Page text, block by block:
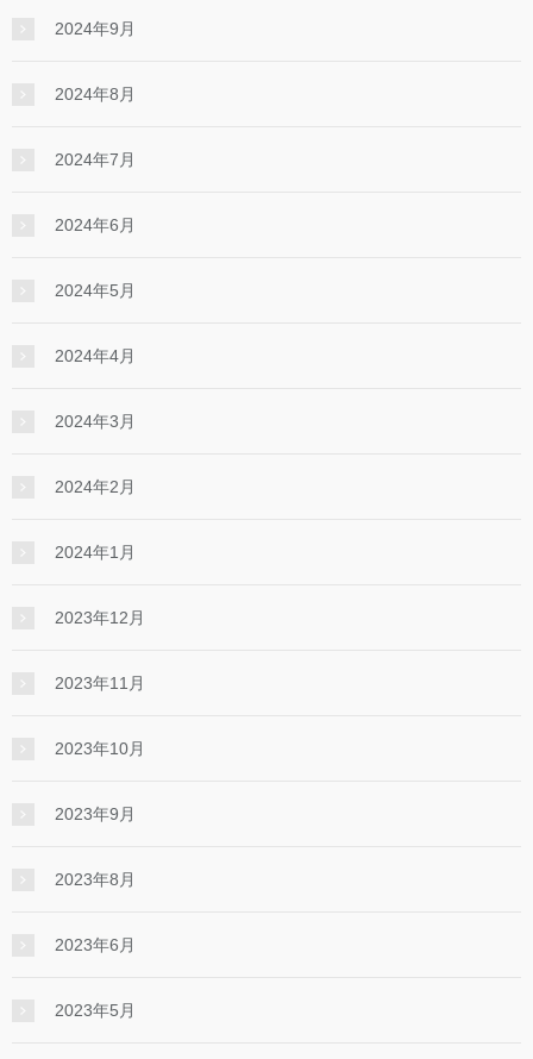
2024年9月
2024年8月
2024年7月
2024年6月
2024年5月
2024年4月
2024年3月
2024年2月
2024年1月
2023年12月
2023年11月
2023年10月
2023年9月
2023年8月
2023年6月
2023年5月